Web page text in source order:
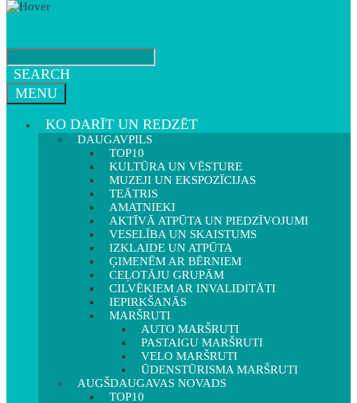
SEARCH
MENU
KO DARĪT UN REDZĒT
DAUGAVPILS
TOP10
KULTŪRA UN VĒSTURE
MUZEJI UN EKSPOZĪCIJAS
TEĀTRIS
AMATNIEKI
AKTĪVĀ ATPŪTA UN PIEDZĪVOJUMI
VESELĪBA UN SKAISTUMS
IZKLAIDE UN ATPŪTA
ĢIMENĒM AR BĒRNIEM
CEĻOTĀJU GRUPĀM
CILVĒKIEM AR INVALIDITĀTI
IEPIRKŠANĀS
MARŠRUTI
AUTO MARŠRUTI
PASTAIGU MARŠRUTI
VELO MARŠRUTI
ŪDENSTŪRISMA MARŠRUTI
AUGŠDAUGAVAS NOVADS
TOP10